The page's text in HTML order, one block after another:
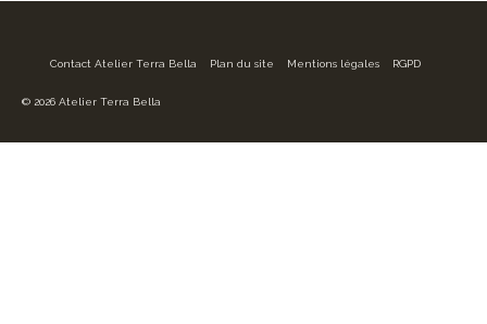
Contact Atelier Terra Bella Plan du site Mentions légales RGPD
© 2026 Atelier Terra Bella